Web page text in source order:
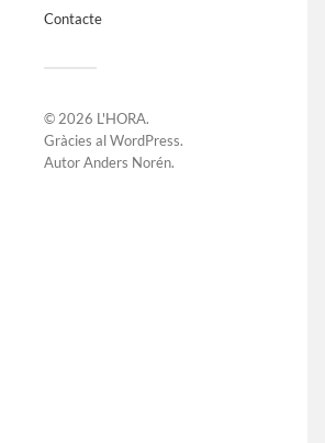
Contacte
© 2026 L'HORA.
Gràcies alWordPress.
AutorAnders Norén.